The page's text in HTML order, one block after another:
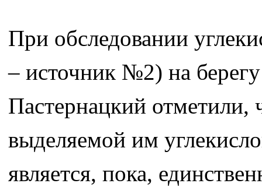
При обследовании
– источник №2) на
Пастернацкий отметили,
выделяемой им
является, пока,